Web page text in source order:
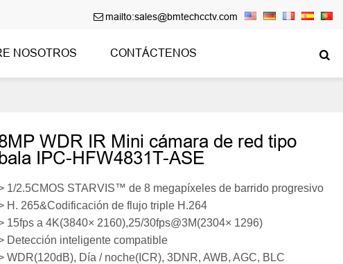
 mailto:sales@bmtechcctv.com

NOSOTROS CONTÁCTENOS
WDR IR Mini cámara de red tipo
IPC-HFW4831T-ASE
1/2.5CMOS STARVIS™ de 8 megapíxeles de barrido progresivo
H. 265&Codificación de flujo triple H.264
15fps a 4K(3840× 2160),25/30fps@3M(2304× 1296)
Detección inteligente compatible
WDR(120dB), Día / noche(ICR), 3DNR, AWB, AGC, BLC